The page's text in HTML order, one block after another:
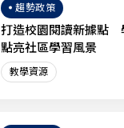
趨勢政策
打造校園閱讀新據點
點亮社區學習風景
教學資源